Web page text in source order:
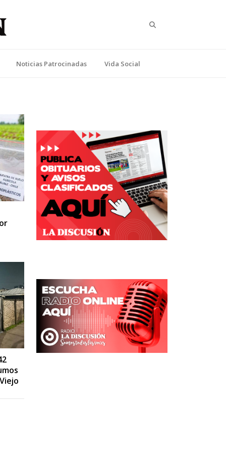
Noticias Patrocinadas Vida Social